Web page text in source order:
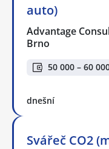
auto)
Advantage
Brno
50 000 – 60
dnešní
Svářeč CO2